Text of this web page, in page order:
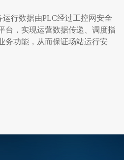
行数据由PLC经过工控网安全
台，实现运营数据传递、调度指
务功能，从而保证场站运行安